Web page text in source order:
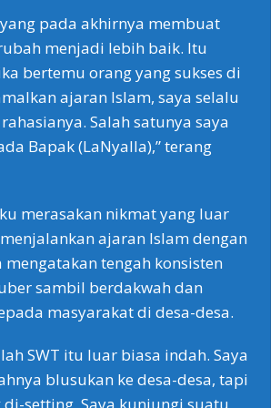
pada akhirnya membuat
menjadi lebih baik. Itu
bertemu orang yang sukses di
ajaran Islam, saya selalu
Salah satunya saya
Bapak (LaNyalla),” terang
merasakan nikmat yang luar
ajaran Islam dengan
tengah konsisten
sambil berdakwah dan
masyarakat di desa-desa.
SWT itu luar biasa indah. Saya
blusukan ke desa-desa, tapi